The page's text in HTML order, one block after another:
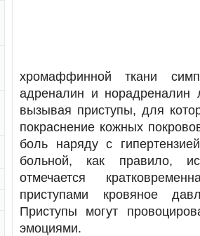
хромаффинной ткани
адреналин и норадреналин
вызывая приступы, для
покраснение кожных
боль наряду с
больной, как правило,
отмечается
приступами кровяное
Приступы могут
эмоциями.